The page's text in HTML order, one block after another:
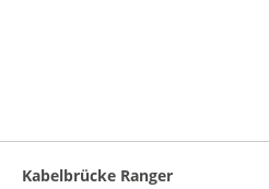
Kabelbrücke Ranger